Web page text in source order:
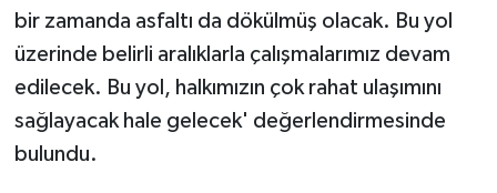
bir zamanda asfaltı da dökülmüş olacak. Bu yol
üzerinde belirli aralıklarla çalışmalarımız devam
edilecek. Bu yol, halkımızın çok rahat ulaşımını
sağlayacak hale gelecek' değerlendirmesinde
bulundu.